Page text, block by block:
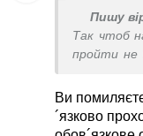
Пишу
Так чтоб
пройти не
Ви
´язково